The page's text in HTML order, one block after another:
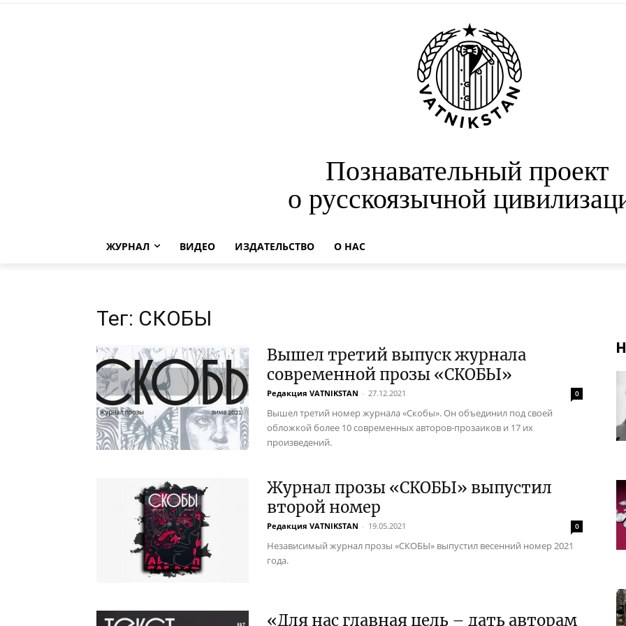
Познавательный проект
о русскоязычной
ЖУРНАЛ ВИДЕО ИЗДАТЕЛЬСТВО О НАС
Тег: СКОБЫ
Вышел третий выпуск журнала
современной прозы «СКОБЫ»
Редакция VATNIKSTAN - 27.12.2021 0
Вышел третий номер журнала «Скобы». ​Он объединил под своей
обложкой более 10 современных авторов-прозаиков и 17 их
произведений.
Журнал прозы «СКОБЫ» выпустил
второй номер
Редакция VATNIKSTAN - 19.05.2021 0
Независимый журнал прозы «СКОБЫ» выпустил весенний номер 2021
года.
«Для нас главная цель – дать авторам